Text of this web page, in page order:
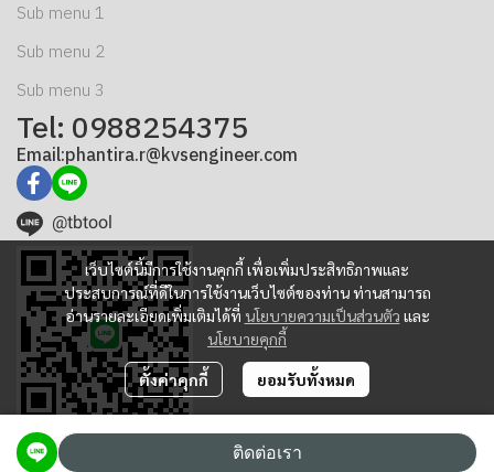
ติดต่อเรา
เว็บไซต์นี้มีการใช้งานคุกกี้ เพื่อเพิ่มประสิทธิภาพและ
ประสบการณ์ที่ดีในการใช้งานเว็บไซต์ของท่าน ท่านสามารถ
อ่านรายละเอียดเพิ่มเติมได้ที่ นโยบายความเป็นส่วนตัว และ
นโยบายคุกกี้
ตั้งค่าคุกกี้ ยอมรับทั้งหมด
Sub menu 1
Sub menu 2
Sub menu 3
Tel: 0988254375
Email:phantira.r@kvsengineer.com
@tbtool